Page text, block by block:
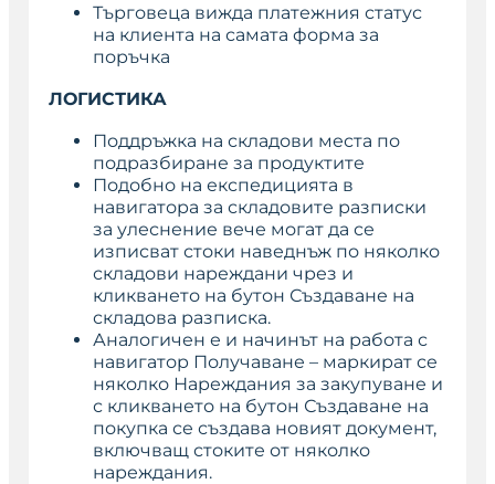
Търговеца вижда платежния статус
на клиента на самата форма за
поръчка
ЛОГИСТИКА
Поддръжка на складови места по
подразбиране за продуктите
Подобно на експедицията в
навигатора за складовите разписки
за улеснение вече могат да се
изписват стоки наведнъж по няколко
складови нареждани чрез и
кликването на бутон Създаване на
складова разписка.
Аналогичен е и начинът на работа с
навигатор Получаване – маркират се
няколко Нареждания за закупуване и
с кликването на бутон Създаване на
покупка се създава новият документ,
включващ стоките от няколко
нареждания.